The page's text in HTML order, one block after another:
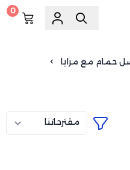
0
حمام مع مرايا